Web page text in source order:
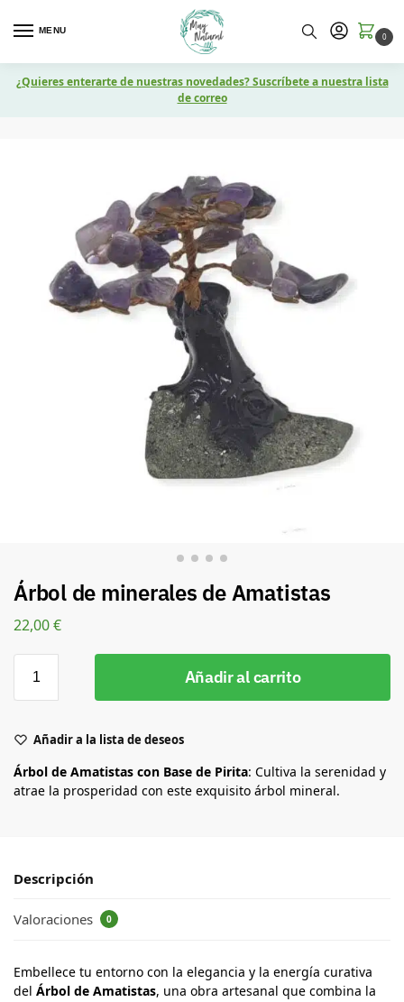
MENU
0
¿Quieres enterarte de nuestras novedades? Suscríbete a nuestra lista
de correo
Árbol de minerales de Amatistas
22,00€
Añadir al carrito
Añadir a la lista de deseos
Árbol de Amatistas con Base de Pirita: Cultiva la serenidad y
atrae la prosperidad con este exquisito árbol mineral.
Descripción
Valoraciones 0
Embellece tu entorno con la elegancia y la energía curativa
del Árbol de Amatistas, una obra artesanal que combina la